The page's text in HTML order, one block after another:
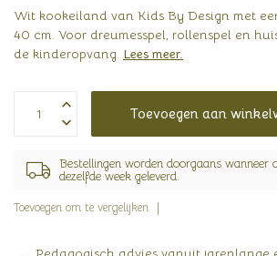
Wit kookeiland van Kids By Design met
40 cm. Voor dreumesspel, rollenspel en
de kinderopvang. Lees meer.
Toevoegen aan
Bestellingen worden doorgaans wanneer
dezelfde week geleverd.
Toevoegen om te vergelijken